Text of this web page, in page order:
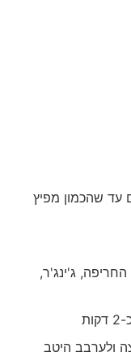
שהכמון מפיץ
ג'ינג'ר,
היטב